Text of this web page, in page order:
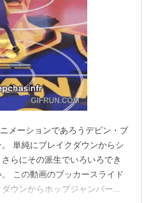
メーションであろうデビン・ブ
単純にブレイクダウンからシ
らにその派生でいろいろでき
この動画のブッカースライド
ウンからホップジャンパーに